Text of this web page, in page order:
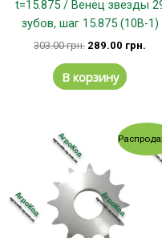
t=15.875 / Венец звезды
зубов, шаг 15.875 (10В-1)
303.00грн. 289.00 грн.
В корзину
составляла
144.00 грн..